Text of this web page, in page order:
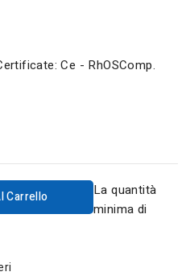
Ce - RhOSComp.
Carrello
La quantità
minima di